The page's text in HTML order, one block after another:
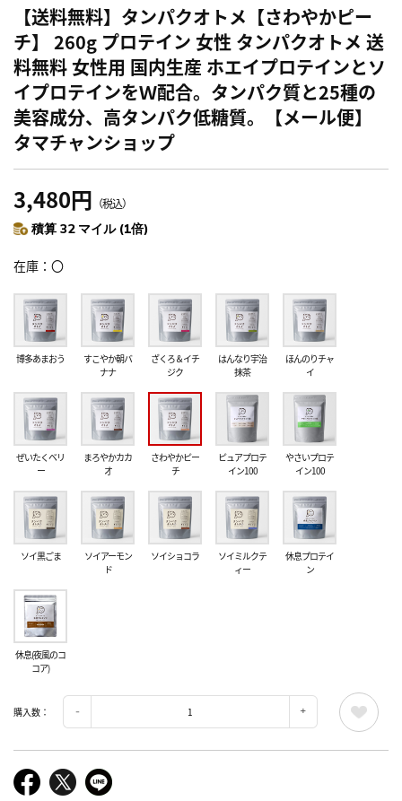
【送料無料】タンパクオトメ【さわやかピー
チ】 260g プロテイン 女性 タンパクオトメ 送
料無料 女性用 国内生産 ホエイプロテインとソ
イプロテインをＷ配合。タンパク質と25種の
美容成分、高タンパク低糖質。【メール便】
タマチャンショップ
3,480円 （税込）
積算 32 マイル (1倍)
在庫 〇
博多あまおう
すこやか朝バ
ナナ
ざくろ＆イチ
ジク
はんなり宇治
抹茶
ほんのりチャ
イ
ぜいたくベリ
ー
まろやかカカ
オ
さわやかピー
チ
ピュアプロテ
イン100
やさいプロテ
イン100
ソイ黒ごま
ソイアーモン
ド
ソイショコラ
ソイミルクテ
ィー
休息プロテイ
ン
休息(夜風のコ
コア)
購入数：